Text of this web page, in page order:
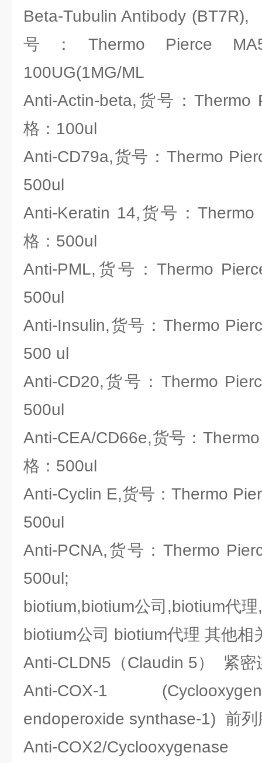
Beta-Tubulin Antibody
号：Thermo Pierce
100UG(1MG/ML
Anti-Actin-beta,货号：Thermo
格：100ul
Anti-CD79a,货号：Thermo
500ul
Anti-Keratin 14,货号：Thermo
格：500ul
Anti-PML,货号：Thermo
500ul
Anti-Insulin,货号：Thermo
500 ul
Anti-CD20,货号：Thermo
500ul
Anti-CEA/CD66e,货号：
格：500ul
Anti-Cyclin E,货号：Thermo
500ul
Anti-PCNA,货号：Thermo
500ul;
biotium,biotium公司,biotium代
biotium公司 biotium代理 其他相
Anti-CLDN5（Claudin 5） 紧密
Anti-COX-1
endoperoxide synthase-1) 前
Anti-COX2/